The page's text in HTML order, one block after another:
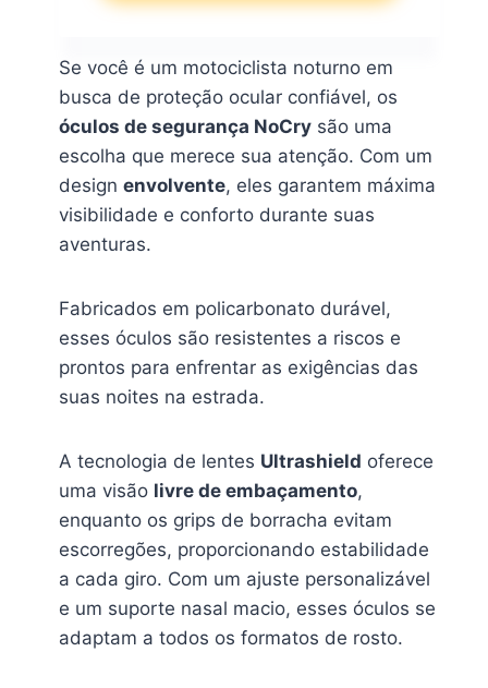
Se você é um motociclista noturno em
busca de proteção ocular confiável, os
óculos de segurança NoCry são uma
escolha que merece sua atenção. Com um
design envolvente, eles garantem máxima
visibilidade e conforto durante suas
aventuras.
Fabricados em policarbonato durável,
esses óculos são resistentes a riscos e
prontos para enfrentar as exigências das
suas noites na estrada.
A tecnologia de lentes Ultrashield oferece
uma visão livre de embaçamento,
enquanto os grips de borracha evitam
escorregões, proporcionando estabilidade
a cada giro. Com um ajuste personalizável
e um suporte nasal macio, esses óculos se
adaptam a todos os formatos de rosto.